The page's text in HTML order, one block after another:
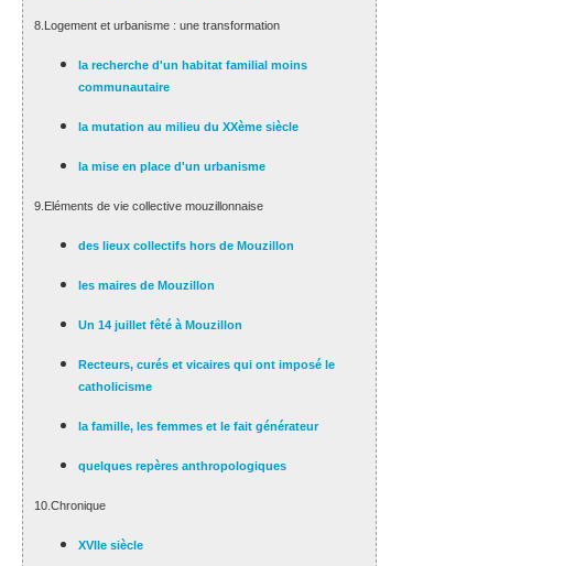
8.Logement et urbanisme : une transformation
la recherche d'un habitat familial moins
communautaire
la mutation au milieu du XXème siècle
la mise en place d'un urbanisme
9.Eléments de vie collective mouzillonnaise
des lieux collectifs hors de Mouzillon
les maires de Mouzillon
Un 14 juillet fêté à Mouzillon
Recteurs, curés et vicaires qui ont imposé le
catholicisme
la famille, les femmes et le fait générateur
quelques repères anthropologiques
10.Chronique
XVIIe siècle